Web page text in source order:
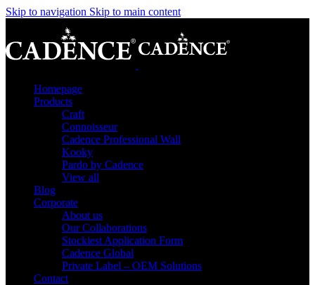
Skip to navigation Skip to main content
Homepage
Products
Craft
Connoisseur
Cadence Professional Wall
Kooky
Pardo by Cadence
View all
Blog
Corporate
About us
Our Collaborations
Stockiest Application Form
Cadence Global
Private Label – OEM Solutions
Contact